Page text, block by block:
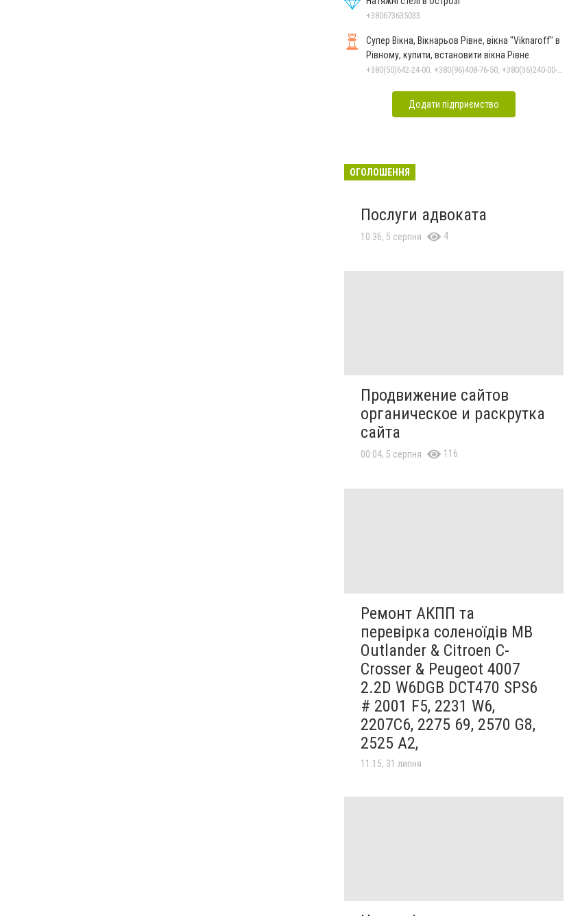
+380673635033
Супер Вікна, Вікнарьов Рівне, вікна "Viknaroff" в
Рівному, купити, встановити вікна Рівне
+380(50)642-24-00, +380(96)408-76-50, +380(36)240-00-23, +380(98)705-00-23
Додати підприємство
ОГОЛОШЕННЯ
Послуги адвоката
10:36, 5 серпня 4
Продвижение сайтов
органическое и раскрутка
сайта
00:04, 5 серпня 116
Ремонт АКПП та
перевірка соленоїдів MB
Outlander & Citroen C-
Crosser & Peugeot 4007
2.2D W6DGB DCT470 SPS6
# 2001 F5, 2231 W6,
2207C6, 2275 69, 2570 G8,
2525 A2,
11:15, 31 липня